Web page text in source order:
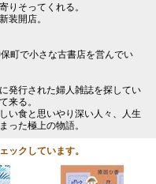
りそってくれる。
装開店。
町で小さな古書店を営んでい
発行された婦人雑誌を探してい
来る。
食と思いやり深い人々、人生
った極上の物語。
ックしています。